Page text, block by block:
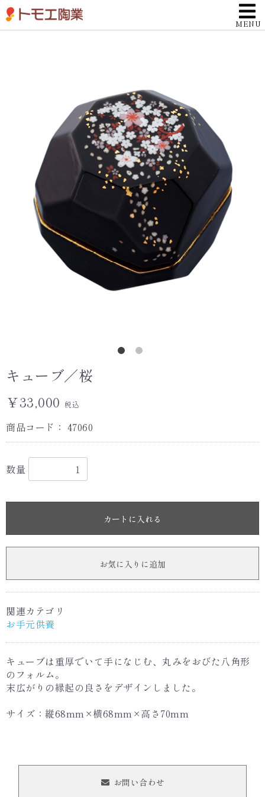
キューブ／桜
￥33,000 税込
商品コード： 47060
数量
カートに入れる
お気に入りに追加
関連カテゴリ
お手元供養
キューブは重厚でいて手になじむ、丸みをおびた八角形
のフォルム。
末広がりの縁起の良さをデザインしました。
サイズ：縦68mm×横68mm×高さ70mm
お問い合わせ